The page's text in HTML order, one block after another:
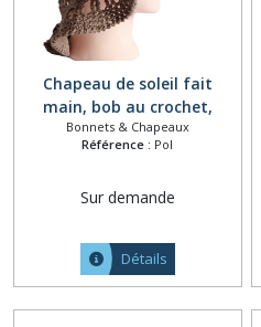
Chapeau de soleil fait
main, bob au crochet,
capeline en coton et lin,
chapeau de plage pliable,
crocheté ton marron brun
Bonnets & Chapeaux
Référence : Pol
Sur demande
Détails